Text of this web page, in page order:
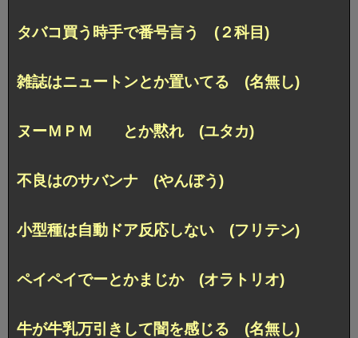
タバコ買う時手で番号言う (２科目)
雑誌はニュートンとか置いてる (名無し)
ヌーＭＰＭ とか黙れ (ユタカ)
不良はのサバンナ (やんぼう)
小型種は自動ドア反応しない (フリテン)
ペイペイでーとかまじか (オラトリオ)
牛が牛乳万引きして闇を感じる (名無し)